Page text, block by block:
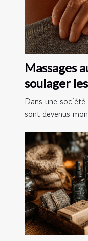
Massages
soulager
chez soi
Dans une
sont devenus